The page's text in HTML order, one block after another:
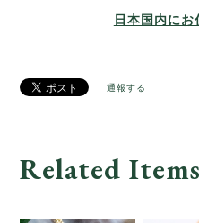
日本国内に
通報する
Related Items